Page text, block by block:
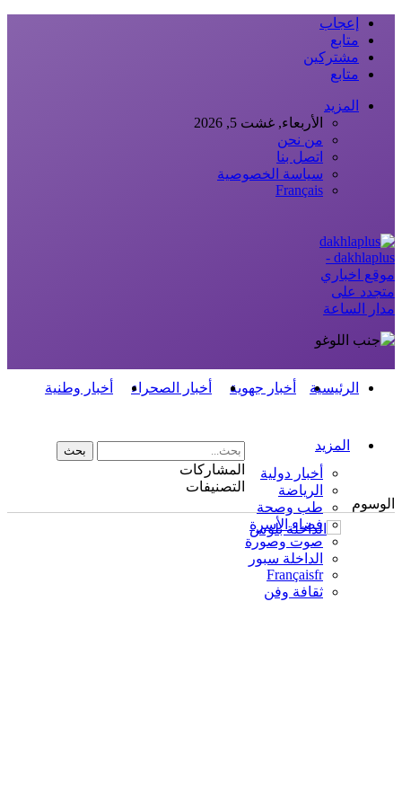
إعجاب
متابع
مشتركين
متابع
المزيد
الأربعاء, غشت 5, 2026
من نحن
اتصل بنا
سياسة الخصوصية
Français
dakhlaplus -
موقع اخباري
متجدد على
مدار الساعة
الرئيسية أخبار جهوية أخبار الصحراء أخبار وطنية
المزيد
أخبار دولية
الرياضة
طب وصحة
فضاء الأسرة
صوت وصورة
الداخلة سبور
Françaisfr
ثقافة وفن
المشاركات
التصنيفات
الوسوم